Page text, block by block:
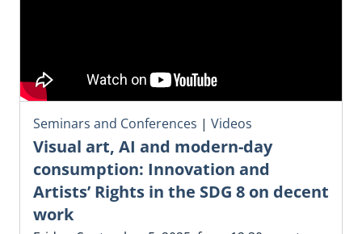
Seminars and Conferences | Videos
Visual art, AI and modern-day
consumption: Innovation and
Artists’ Rights in the SDG 8 on decent
work